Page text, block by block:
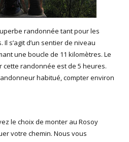
randonnée tant pour les
s’agit d’un sentier de niveau
une boucle de 11 kilomètres. Le
cette randonnée est de 5 heures.
habitué, compter environ
le choix de monter au Rosoy
votre chemin. Nous vous